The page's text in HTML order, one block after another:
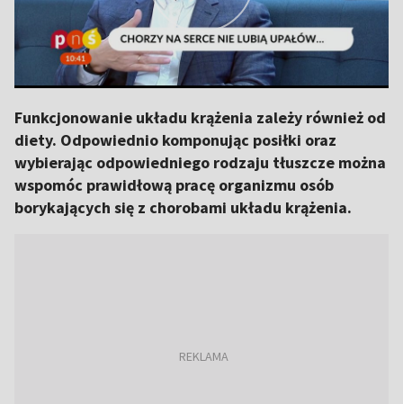
Funkcjonowanie układu krążenia zależy również od
diety. Odpowiednio komponując posiłki oraz
wybierając odpowiedniego rodzaju tłuszcze można
wspomóc prawidłową pracę organizmu osób
borykających się z chorobami układu krążenia.